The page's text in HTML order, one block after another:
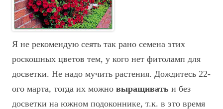
Я не рекомендую сеять так рано семена этих
роскошных цветов тем, у кого нет фитоламп для
досветки. Не надо мучить растения. Дождитесь 22-
ого марта, тогда их можно выращивать и без
досветки на южном подоконнике, т.к. в это время